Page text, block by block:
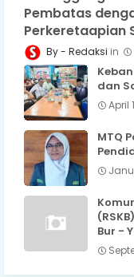
Pembatas
Perkeretaapian
Redaksi
dan
April
MTQ
Bur -